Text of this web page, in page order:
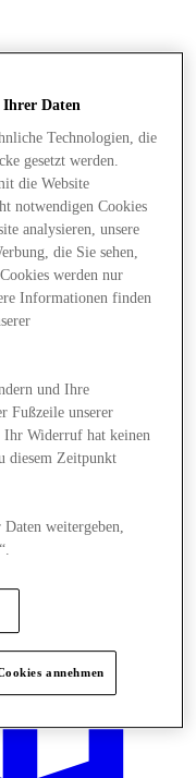
Ihrer Daten
Technologien, die
gesetzt werden.
die Website
notwendigen Cookies
analysieren, unsere
die Sie sehen,
werden nur
Informationen finden
und Ihre
Fußzeile unserer
Ihr Widerruf hat keinen
diesem Zeitpunkt
weitergeben,
annehmen